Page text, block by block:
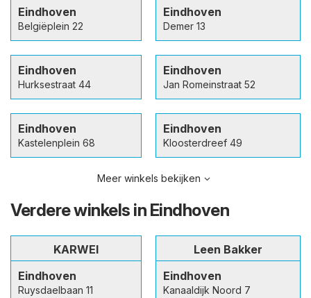
Eindhoven
Belgiëplein 22
Eindhoven
Demer 13
Eindhoven
Hurksestraat 44
Eindhoven
Jan Romeinstraat 52
Eindhoven
Kastelenplein 68
Eindhoven
Kloosterdreef 49
Meer winkels bekijken
Verdere winkels in Eindhoven
KARWEI
Eindhoven
Ruysdaelbaan 11
Leen Bakker
Eindhoven
Kanaaldijk Noord 7